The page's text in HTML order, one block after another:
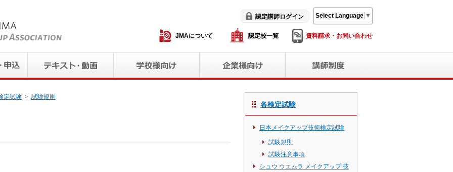
認定講師ログイン Select Language ▼
JMAについて 認定校一覧 資料請求・お問い合わせ
定試験 試験規則
各検定試験
日本メイクアップ技術検定試験
試験規則
試験注意事項
シュウ ウエムラ メイクアップ 技